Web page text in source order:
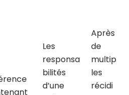
Les
responsa
bilités
d’une
Après
de
multip
les
récidi